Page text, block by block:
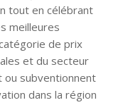
tout en célébrant
meilleures
de prix
et du secteur
subventionnent
dans la région